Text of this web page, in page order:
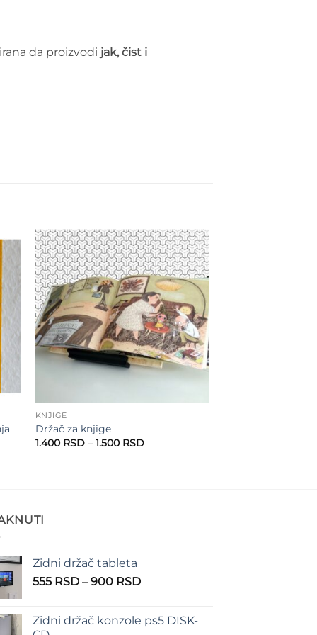
da proizvodi jak, čist i
Add to
wishlist
KNJIGE
Držač za knjige
1.400 RSD – 1.500 RSDRaspon
Zidni držač tableta
555 RSD – 900 RSDRaspon
555 RSD
Zidni držač konzole ps5 DISK-